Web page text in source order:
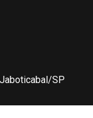
Jaboticabal/SP